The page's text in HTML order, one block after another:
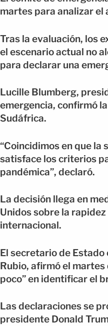
martes para analizar el
Tras la evaluación, los
el escenario actual no
para declarar una
Lucille Blumberg,
emergencia, confirmó
Sudáfrica.
“Coincidimos en que la
satisface los criterios
pandémica”, declaró.
La decisión llega en
Unidos sobre la
internacional.
El secretario de
Rubio, afirmó el martes
poco” en identificar el
Las declaraciones se
presidente Donald